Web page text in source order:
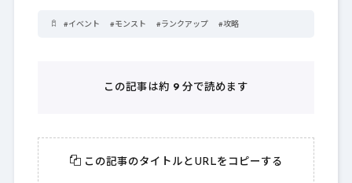
#イベント #モンスト #ランクアップ #攻略
この記事は約 9 分で読めます
この記事のタイトルとURLをコピーする